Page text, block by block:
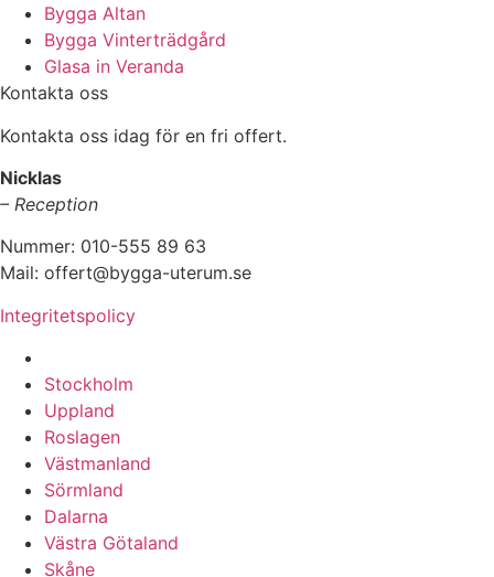
Bygga Altan
Bygga Vinterträdgård
Glasa in Veranda
Kontakta oss
Kontakta oss idag för en fri offert.
Nicklas
– Reception
Nummer: 010-555 89 63
Mail: offert@bygga-uterum.se
Integritetspolicy
Stockholm
Uppland
Roslagen
Västmanland
Sörmland
Dalarna
Västra Götaland
Skåne